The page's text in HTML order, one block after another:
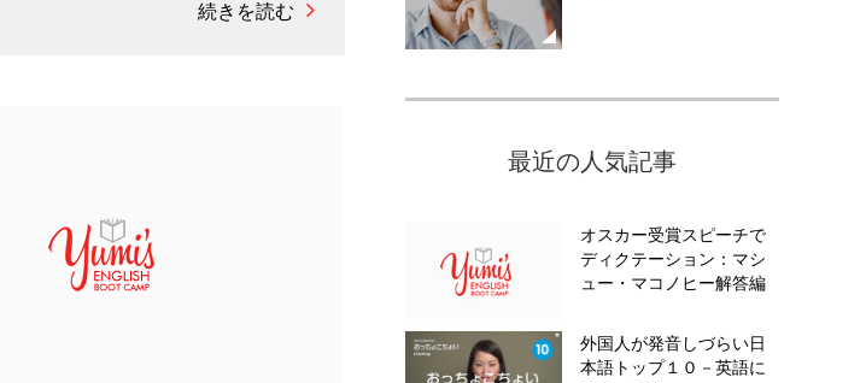
続きを読む
最近の人気記事
オスカー受賞スピーチで
ディクテーション：マシ
ュー・マコノヒー解答編
外国人が発音しづらい日
本語トップ１０－英語に